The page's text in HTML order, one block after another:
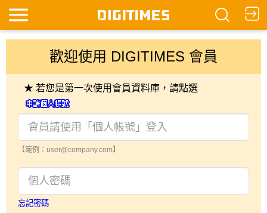
歡迎使用 DIGITIMES 會員
★ 若您是第一次使用會員資料庫，請點選
【範例：user@company.com】
忘記密碼